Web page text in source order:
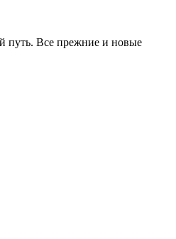
путь. Все прежние и новые